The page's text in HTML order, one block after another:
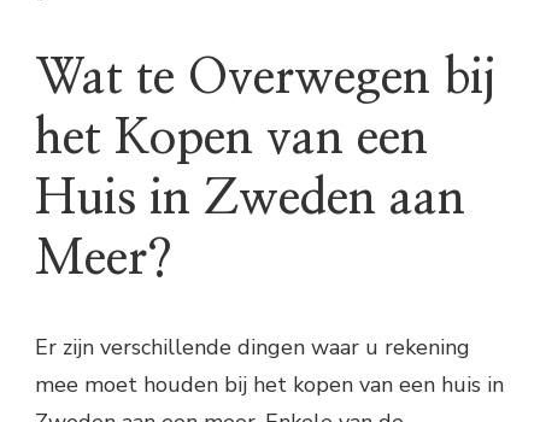
Wat te Overwegen bij
het Kopen van een
Huis in Zweden aan
Meer?
Er zijn verschillende dingen waar u rekening
mee moet houden bij het kopen van een huis in